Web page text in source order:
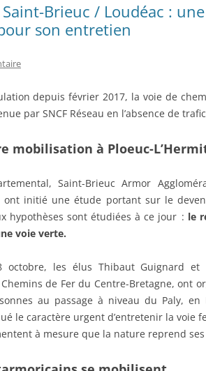
Brieuc / Loudéac :
son entretien
depuis février 2017, la voie de
par SNCF Réseau en l’absence de
mobilisation à Ploeuc-
Saint-Brieuc Armor
ont initié une étude portant sur le
hypothèses sont étudiées à ce jour : le
voie verte.
octobre, les élus Thibaut Guignard et
Chemins de Fer du Centre-Bretagne, ont
au passage à niveau du Paly, en
le caractère urgent d’entretenir la voie
à mesure que la nature reprend